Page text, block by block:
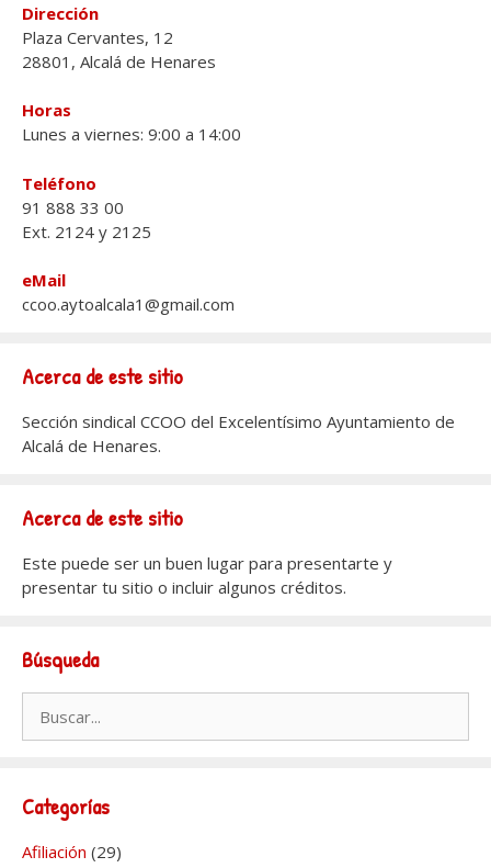
Dirección
Plaza Cervantes, 12
28801, Alcalá de Henares
Horas
Lunes a viernes: 9:00 a 14:00
Teléfono
91 888 33 00
Ext. 2124 y 2125
eMail
ccoo.aytoalcala1@gmail.com
Acerca de este sitio
Sección sindical CCOO del Excelentísimo Ayuntamiento de
Alcalá de Henares.
Acerca de este sitio
Este puede ser un buen lugar para presentarte y
presentar tu sitio o incluir algunos créditos.
Búsqueda
Categorías
Afiliación (29)